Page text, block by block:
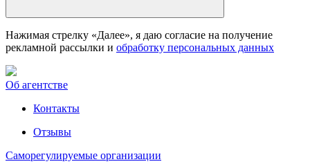
Нажимая стрелку «Далее», я даю согласие на получение
рекламной рассылки и обработку персональных данных
Об агентстве
Контакты
Отзывы
Саморегулируемые организации